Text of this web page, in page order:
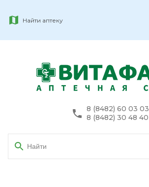
Найти аптеку
8 (8482) 60 03 03
8 (8482) 30 48 40